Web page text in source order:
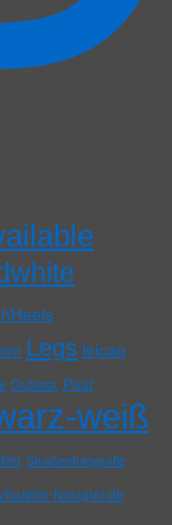
Legs leicaq
Outdoor Paar
weiß
Straßenfotografie
Neugier.de